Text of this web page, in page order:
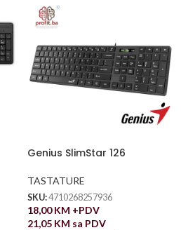
Genius SlimStar 126
TASTATURE
SKU:4710268257936
18,00KM +PDV
21,05 KM sa PDV